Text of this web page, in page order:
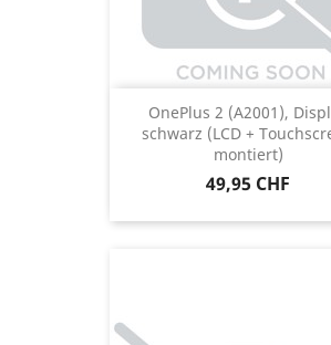
OnePlus 2 (A2001),
schwarz (LCD +
montiert)
Preis
49,95 CHF